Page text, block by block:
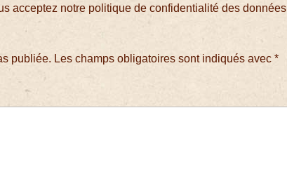
acceptez notre politique de confidentialité des données
publiée. Les champs obligatoires sont indiqués avec*